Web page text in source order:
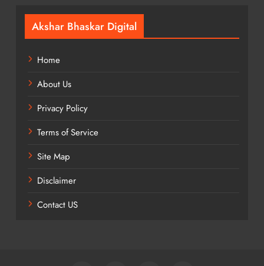
Akshar Bhaskar Digital
Home
About Us
Privacy Policy
Terms of Service
Site Map
Disclaimer
Contact US